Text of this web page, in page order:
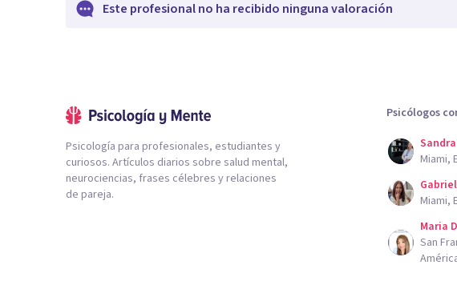
Este profesional no ha recibido ninguna valoración
Psicología para profesionales, estudiantes y
curiosos. Artículos diarios sobre salud mental,
neurociencias, frases célebres y relaciones
de pareja.
Psicólogos
Miami,
Miami,
Maria
San